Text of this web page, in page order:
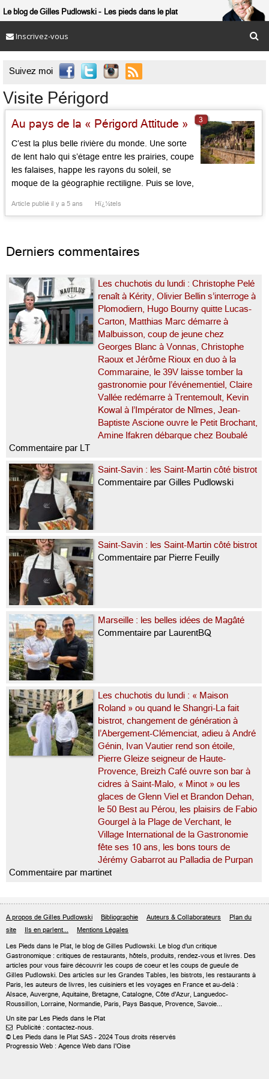
Le blog de Gilles Pudlowski Les pieds dans le plat
Inscrivez-vous
Suivez moi 
Visite Périgord
Au pays de la « Périgord Attitude »
C’est la plus belle rivière du monde. Une sorte
de lent halo qui s’étage entre les prairies, coupe
les falaises, happe les rayons du soleil, se
moque de la géographie rectiligne. Puis se love,
serpent. A Trémolat, depuis le belvédère de
Article publié il y a 5 ans Hï¿½tels
3
Derniers commentaires
Les chuchotis du lundi : Christophe Pelé
renaît à Kérity, Olivier Bellin s’interroge à
Plomodiern, Hugo Bourny quitte Lucas-
Carton, Matthias Marc démarre à
Malbuisson, coup de jeune chez
Georges Blanc à Vonnas, Christophe
Raoux et Jérôme Rioux en duo à la
Commaraine, le 39V laisse tomber la
gastronomie pour l’événementiel, Claire
Vallée redémarre à Trentemoult, Kevin
Kowal à l’Impérator de Nîmes, Jean-
Baptiste Ascione ouvre le Petit Brochant,
Amine Ifakren débarque chez Boubalé
Commentaire par LT
Saint-Savin : les Saint-Martin côté bistrot
Commentaire par Gilles Pudlowski
Saint-Savin : les Saint-Martin côté bistrot
Commentaire par Pierre Feuilly
Marseille : les belles idées de Magâté
Commentaire par LaurentBQ
Les chuchotis du lundi : « Maison
Roland » ou quand le Shangri-La fait
bistrot, changement de génération à
l’Abergement-Clémenciat, adieu à André
Génin, Ivan Vautier rend son étoile,
Pierre Gleize seigneur de Haute-
Provence, Breizh Café ouvre son bar à
cidres à Saint-Malo, « Minot » ou les
glaces de Glenn Viel et Brandon Dehan,
le 50 Best au Pérou, les plaisirs de Fabio
Gourgel à la Plage de Verchant, le
Village International de la Gastronomie
fête ses 10 ans, les bons tours de
Jérémy Gabarrot au Palladia de Purpan
Commentaire par martinet
A propos de Gilles Pudlowski Bibliographie Auteurs & Collaborateurs
Plan du
site
Ils en parlent... Mentions Légales
Les Pieds dans le Plat, le blog de Gilles Pudlowski. Le blog d'un critique
Gastronomique : critiques de restaurants, hôtels, produits, rendez-vous et livres. Des
articles pour vous faire découvrir les coups de coeur et les coups de gueule de
Gilles Pudlowski. Des articles sur les Grandes Tables, les bistrots, les restaurants à
Paris, les auteurs de livres, les cuisiniers et les voyages en France et au-delà :
Alsace, Auvergne, Aquitaine, Bretagne, Catalogne, Côte d'Azur, Languedoc-
Roussillon, Lorraine, Normandie, Paris, Pays Basque, Provence, Savoie...
Un site par Les Pieds dans le Plat
 Publicité : contactez-nous.
© Les Pieds dans le Plat SAS - 2024 Tous droits réservés
Progressio Web : Agence Web dans l'Oise